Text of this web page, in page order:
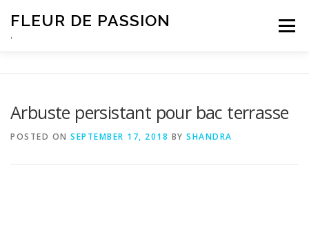
FLEUR DE PASSION
.
Menu
Arbuste persistant pour bac terrasse
POSTED ON SEPTEMBER 17, 2018 BY SHANDRA